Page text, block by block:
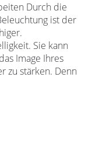
Durch die
ist der
Sie kann
Image Ihres
zu stärken. Denn